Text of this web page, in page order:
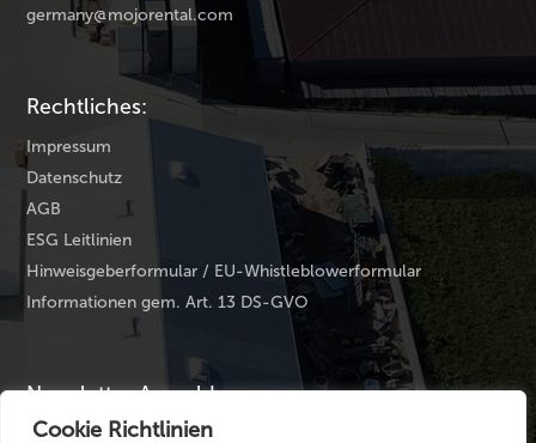
Cookie Richtlinien
germany@mojorental.com
Rechtliches:
Impressum
Datenschutz
AGB
ESG Leitlinien
Hinweisgeberformular / EU-Whistleblowerformular
Informationen gem. Art. 13 DS-GVO
Newsletter Anmeldung